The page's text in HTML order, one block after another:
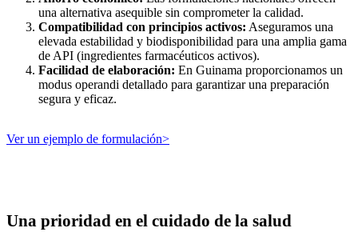
una alternativa asequible sin comprometer la calidad.
Compatibilidad con principios activos: Aseguramos una
elevada estabilidad y biodisponibilidad para una amplia gama
de API (ingredientes farmacéuticos activos).
Facilidad de elaboración: En Guinama proporcionamos un
modus operandi detallado para garantizar una preparación
segura y eficaz.
Ver un ejemplo de formulación>
Una prioridad en el cuidado de la salud